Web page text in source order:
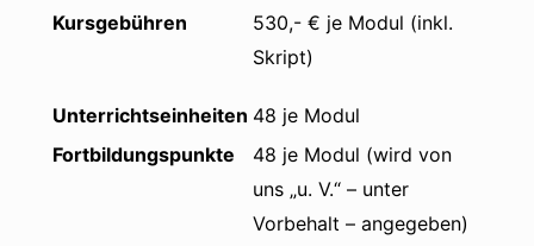
Kursgebühren
530,- € je Modul (inkl.
Skript)
Unterrichtseinheiten 48 je Modul
Fortbildungspunkte
48 je Modul (wird von
uns „u. V.“ – unter
Vorbehalt – angegeben)